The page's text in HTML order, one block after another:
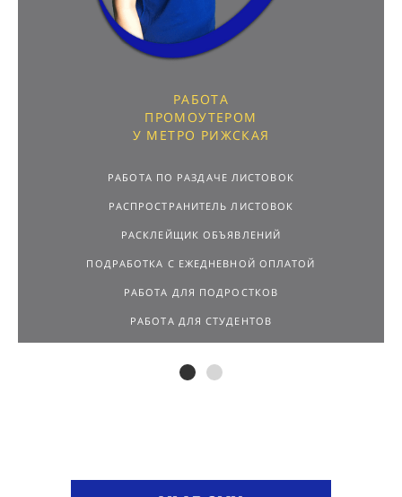
РАБОТА
ПРОМОУТЕРОМ
У МЕТРО РИЖСКАЯ
РАБОТА ПО РАЗДАЧЕ ЛИСТОВОК
РАСПРОСТРАНИТЕЛЬ ЛИСТОВОК
РАСКЛЕЙЩИК ОБЪЯВЛЕНИЙ
ПОДРАБОТКА С ЕЖЕДНЕВНОЙ ОПЛАТОЙ
РАБОТА ДЛЯ ПОДРОСТКОВ
РАБОТА ДЛЯ СТУДЕНТОВ